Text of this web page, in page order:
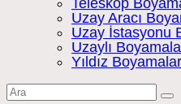
Teleskop
Uzay Aracı
Uzay İstasyonu
Uzaylı
Yıldız